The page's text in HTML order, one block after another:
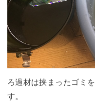
ろ過材は挟まったゴミ
す。